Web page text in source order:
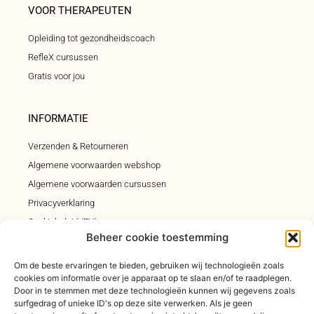
Beheer cookie toestemming
Om de beste ervaringen te bieden, gebruiken wij technologieën zoals
cookies om informatie over je apparaat op te slaan en/of te raadplegen.
Door in te stemmen met deze technologieën kunnen wij gegevens zoals
surfgedrag of unieke ID's op deze site verwerken. Als je geen
VOOR THERAPEUTEN
Opleiding tot gezondheidscoach
RefleX cursussen
Gratis voor jou
INFORMATIE
Verzenden & Retourneren
Algemene voorwaarden webshop
Algemene voorwaarden cursussen
Privacyverklaring
Cookiebeleid (EU)
Klachtenregeling
INSCHRIJVEN INSPIRATIEMAIL
Elke vrijdagochtend om 9.00 uur een inspiratiemail n je